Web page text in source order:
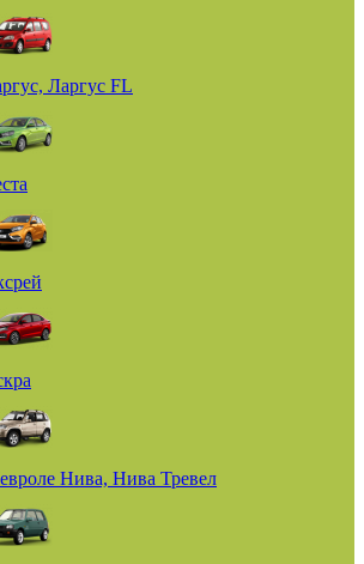
Ларгус FL
Нива, Нива Тревел